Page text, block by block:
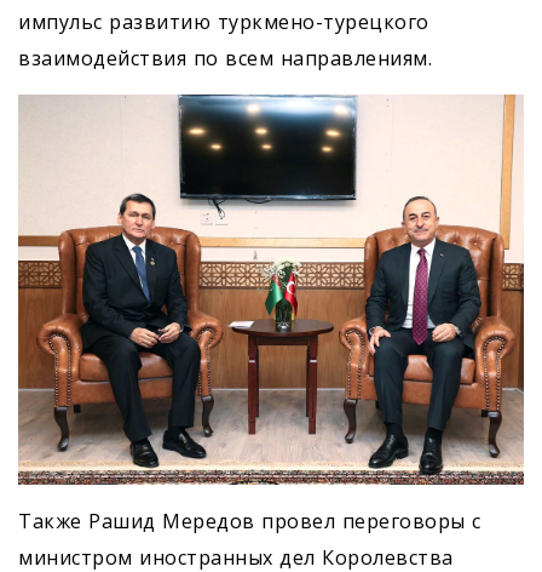
импульс развитию туркмено-турецкого
взаимодействия по всем направлениям.
Также Рашид Мередов провел переговоры с
министром иностранных дел Королевства